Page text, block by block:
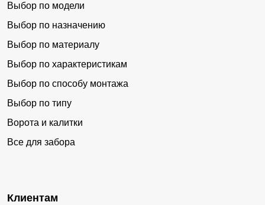
Выбор по модели
Выбор по назначению
Выбор по материалу
Выбор по характеристикам
Выбор по способу монтажа
Выбор по типу
Ворота и калитки
Все для забора
Клиентам